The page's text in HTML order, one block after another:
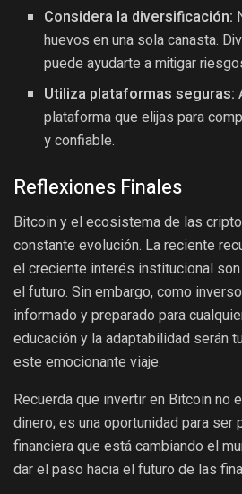
Considera la diversificación:
huevos en una sola canasta.
puede ayudarte a mitigar
Utiliza plataformas seguras:
plataforma que elijas para
y confiable.
Reflexiones Finales
Bitcoin y el ecosistema de las
constante evolución. La reciente
el creciente interés institucional
el futuro. Sin embargo, como
informado y preparado para
educación y la adaptabilidad serán
este emocionante viaje.
Recuerda que invertir en Bitcoin no
dinero; es una oportunidad para ser
financiera que está cambiando el
dar el paso hacia el futuro de las